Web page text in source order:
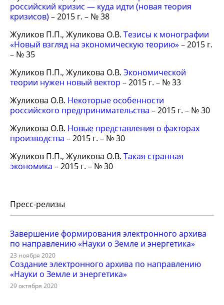
российский кризис — куда идти (новая теория
кризисов) – 2015 г. – № 38
Жуликов П.П., Жуликова О.В. Тезисы к монографии
«Новый взгляд на экономическую теорию» – 2015 г.
– № 35
Жуликов П.П., Жуликова О.В. Экономической
теории нужен новый вектор – 2015 г. – № 33
Жуликова О.В. Некоторые особенности
российского предпринимательства – 2015 г. – № 30
Жуликова О.В. Новые представления о факторах
производства – 2015 г. – № 30
Жуликов П.П., Жуликова О.В. Такая странная
экономика – 2015 г. – № 30
Пресс-релизы
Завершение формирования электронного архива
по направлению «Науки о Земле и энергетика»
23 ноября 2020
Создание электронного архива по направлению
«Науки о Земле и энергетика»
29 октября 2020